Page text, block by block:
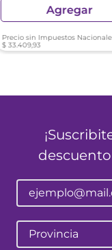
Agregar
Precio sin Impuestos
$ 33.409,93
Provincia